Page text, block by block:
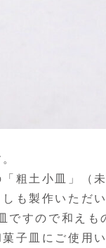
粗土小皿」（
も製作いただい
ですので和えも
子皿にご使用